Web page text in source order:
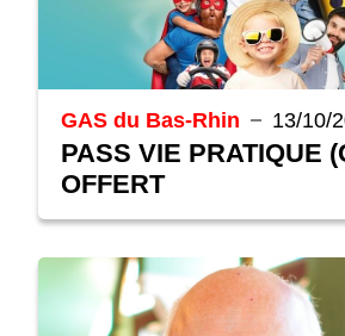
GAS du Bas-Rhin 13/10/
PASS VIE PRATIQUE
OFFERT